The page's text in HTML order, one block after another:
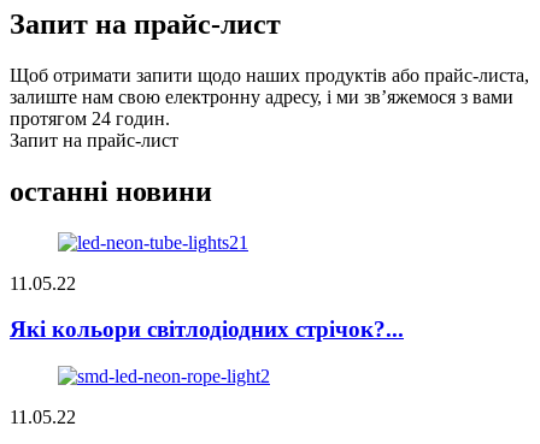
Запит на прайс-лист
Щоб отримати запити щодо наших продуктів або прайс-листа,
залиште нам свою електронну адресу, і ми зв’яжемося з вами
протягом 24 годин.
Запит на прайс-лист
останні новини
11.05.22
Які кольори світлодіодних стрічок?...
11.05.22